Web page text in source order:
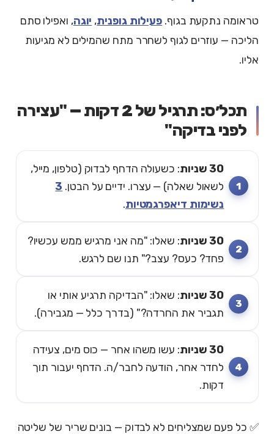
טראומה נתקעת בגוף. פעילות גופנית, יוגה, ואפילו סתם
הליכה — עוזרים לגוף לשחרר מתח שהמילים לא מגיעות
אליו.
תכל׳ס: תרגיל של 2 דקות — "עצירה
לפני בדיקה"
30 שניות
: כשעולה הדחף לבדוק (טלפון, מייל,
לשאול שאלה) — עצרו. ידיים על הבטן. 3
נשימות דיאפרגמטיות.
30 שניות
: שאלו: "מה אני מרגיש ממש עכשיו?
פחד? כעס? עצב?" תנו שם לרגש.
30 שניות
: שאלו: "הבדיקה תרגיע אותי או
תגביר את החרדה?" (בדרך כלל — מגבירה).
30 שניות
: עשו משהו אחר — כוס מים, צעידה
לחדר אחר, הודעה לחבר/ה. הדחף יעבור תוך
דקות.
✅ כל פעם שמצליחים לא לבדוק — בונים שריר של שליטה